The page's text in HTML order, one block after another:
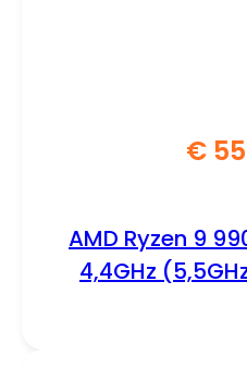
€
AMD Ryzen 9
4,4GHz